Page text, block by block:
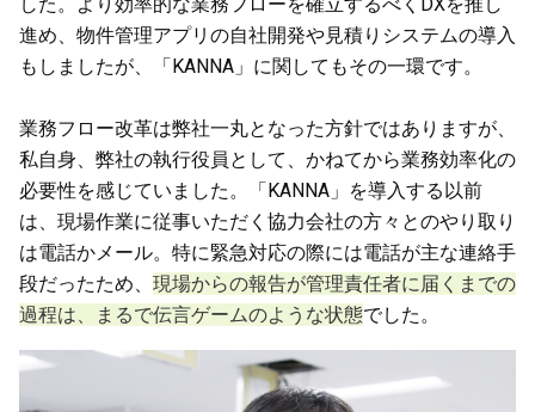
進め、物件管理アプリの自社開発や見積りシステムの導入
もしましたが、「KANNA」に関してもその一環です。
業務フロー改革は弊社一丸となった方針ではありますが、
私自身、弊社の執行役員として、かねてから業務効率化の
必要性を感じていました。「KANNA」を導入する以前
は、現場作業に従事いただく協力会社の方々とのやり取り
は電話かメール。特に緊急対応の際には電話が主な連絡手
段だったため、 現場からの報告が管理責任者に届くまでの
過程は、まるで伝言ゲームのような状態でした。